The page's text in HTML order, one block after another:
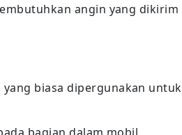
angin yang dikirim
biasa dipergunakan untuk